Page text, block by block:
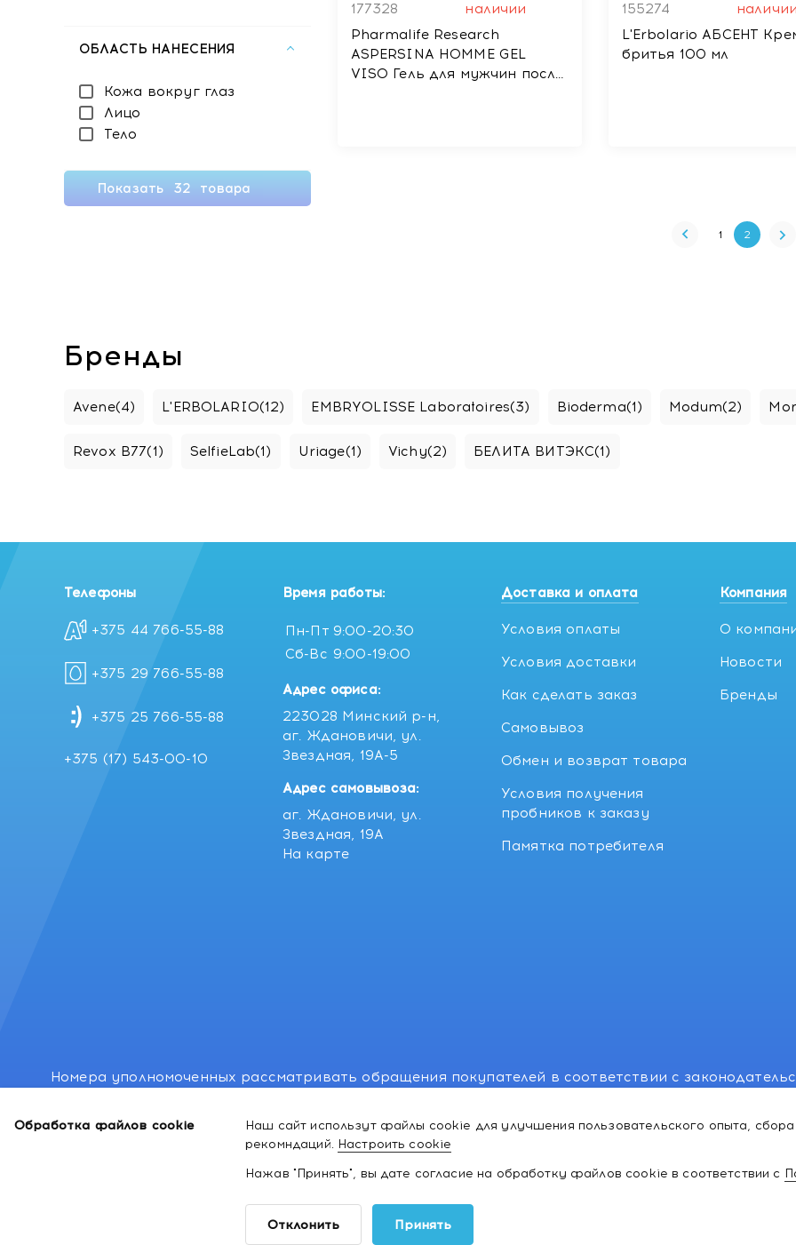
ОБЛАСТЬ НАНЕСЕНИЯ
Кожа вокруг глаз
Лицо
Тело
Показать 32 товара
177328
наличии
Pharmalife Research
ASPERSINA HOMME GEL
VISO Гель для мужчин после
155274
наличии
L'Erbolario АБСЕНТ
бритья 100 мл
1 2
Бренды
Avene(4) L'ERBOLARIO(12) EMBRYOLISSE Laboratoires(3) Bioderma(1) Modum(2)
Revox B77(1) SelfieLab(1) Uriage(1) Vichy(2) БЕЛИТА ВИТЭКС(1)
Обработка файлов cookie
Наш сайт использут файлы cookie для улучшения пользовательского опыта, сбора
рекомндаций. Настроить cookie
Нажав "Принять", вы дате согласие на обработку файлов cookie в соответствии с
Отклонить Принять
Телефоны
+375 44 766-55-88
+375 29 766-55-88
+375 25 766-55-88
+375 (17) 543-00-10
Время работы:
Пн-Пт 9:00-20:30
Сб-Вс 9:00-19:00
Адрес офиса:
223028 Минский р-н,
аг. Ждановичи, ул.
Звездная, 19А-5
Адрес самовывоза:
аг. Ждановичи, ул.
Звездная, 19А
На карте
Доставка и оплата
Условия оплаты
Условия доставки
Как сделать заказ
Самовывоз
Обмен и возврат товара
Условия получения
пробников к заказу
Памятка потребителя
Компания
О
Новости
Бренды
Номера уполномоченных рассматривать обращения покупателей в соответствии с
Номер и адрес электронной почты лица, уполномоченного рассматривать обращения
законодательством о защите прав потребителей:766-55-88 (для всех мобильных операторов),
Интернет-магазин косметики и товаров для